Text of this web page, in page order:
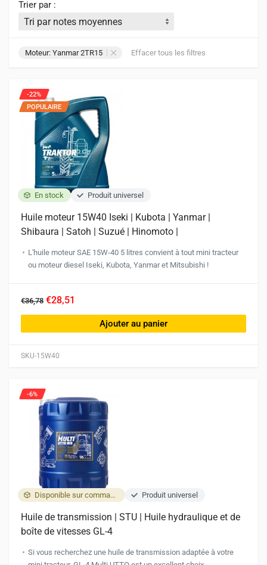
Trier par :
Moteur: Yanmar 2TR15 Effacer tous les filtres
En stock Produit universel
SKU-15W40
-22%
POPULAIRE
Huile moteur 15W40 Iseki | Kubota | Yanmar |
Shibaura | Satoh | Suzué | Hinomoto |
L'huile moteur SAE 15W-40 5 litres convient à tout mini tracteur
ou moteur diesel Iseki, Kubota, Yanmar et Mitsubishi !
€36,78 €28,51
Ajouter au panier
Disponible sur commande Produit universel
-6%
Huile de transmission | STU | Huile hydraulique et de
boîte de vitesses GL-4
Si vous recherchez une huile de transmission adaptée à votre